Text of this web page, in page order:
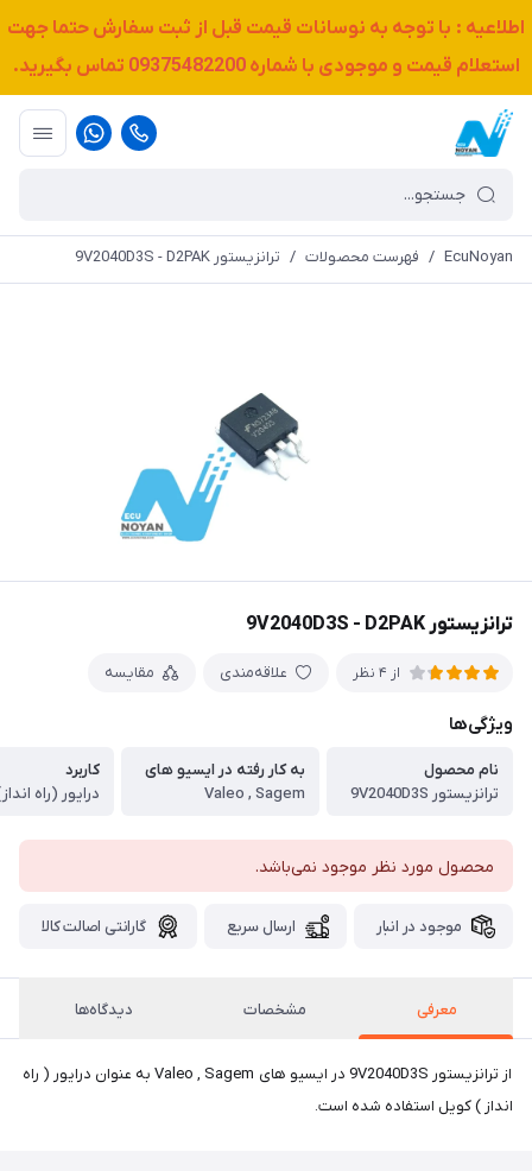
اطلاعیه : با توجه به نوسانات قیمت قبل از ثبت سفارش حتما جهت
استعلام قیمت و موجودی با شماره09375482200 تماس بگیرید.
EcuNoyan
/ فهرست محصولات / ترانزیستور 9V2040D3S - D2PAK
ترانزیستور 9V2040D3S - D2PAK
از 4 نظر علاقه‌مندی مقایسه
ویژگی‌ها
نام محصول
ترانزیستور 9V2040D3S
به کار رفته در ایسیو های
Valeo , Sagem
کاربرد
درایور (راه
محصول مورد نظر موجود نمی‌باشد.
موجود در انبار ارسال سریع گارانتی اصالت کالا
معرفی مشخصات دیدگاه‌ها
از ترانزیستور 9V2040D3S در ایسیو های Valeo , Sagem به عنوان درایور ( راه
انداز ) کویل استفاده شده است.